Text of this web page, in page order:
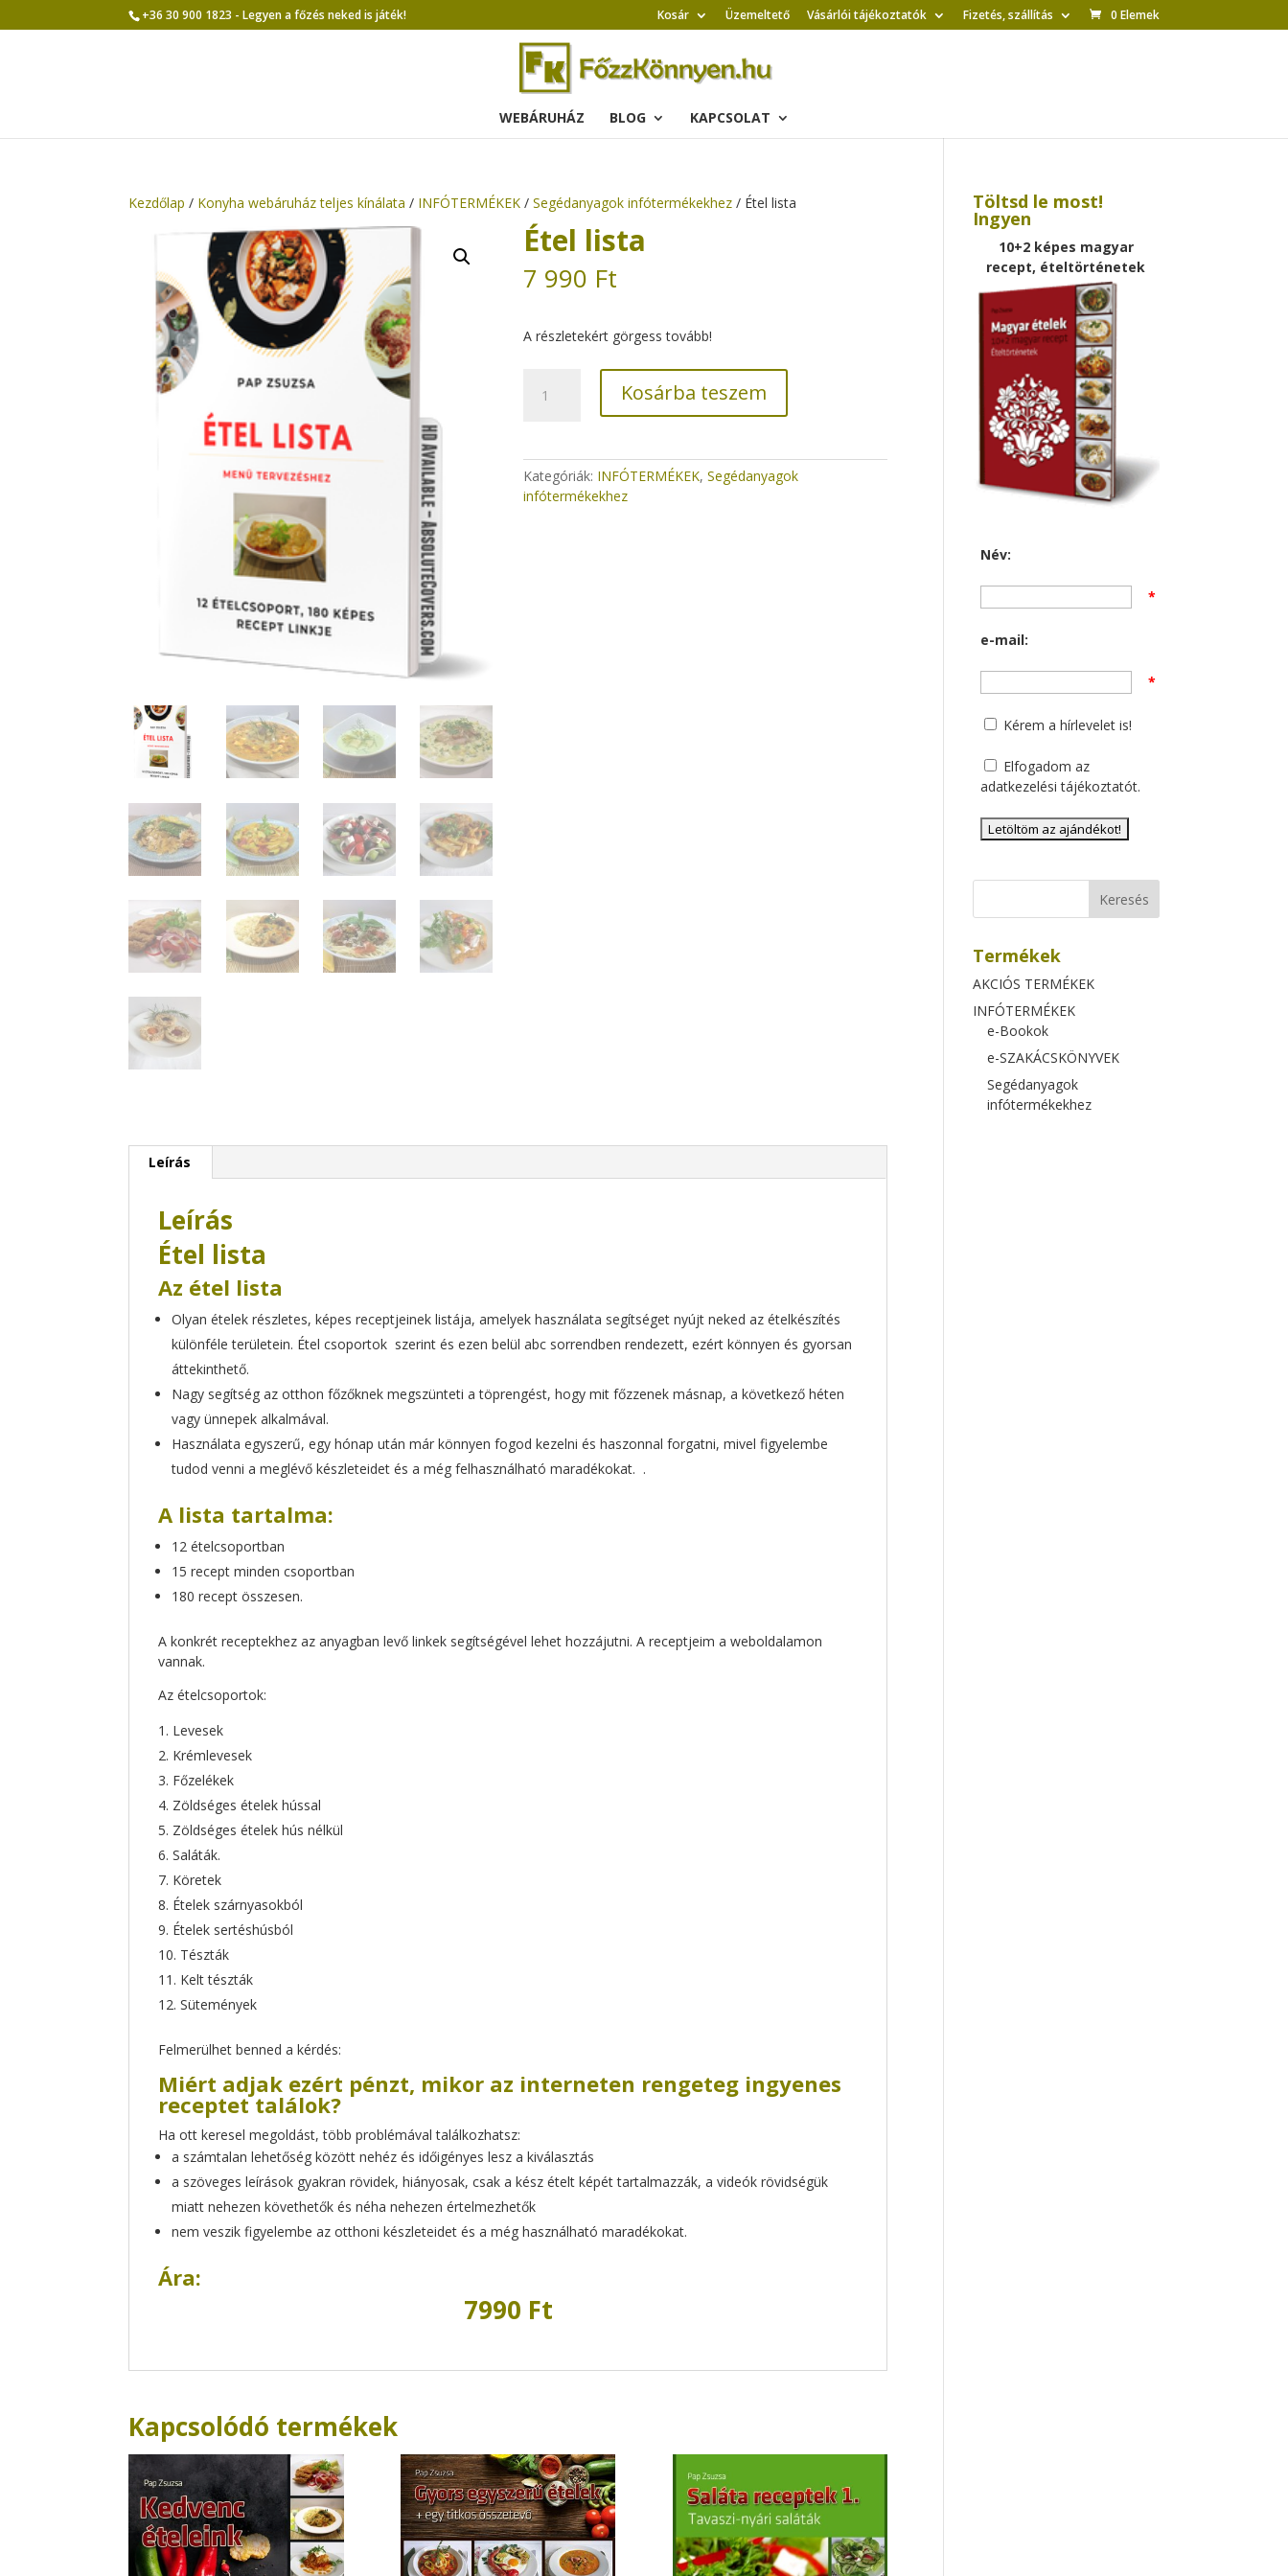
+36 30 900 1823 - Legyen a főzés neked is játék! Kosár Üzemeltető Vásárlói tájékoztatók Fizetés, szállítás 0 Elemek
WEBÁRUHÁZ BLOG KAPCSOLAT
Kezdőlap / Konyha webáruház teljes kínálata / INFÓTERMÉKEK /Segédanyagok infótermékekhez / Étel lista
Étel lista
7 990 Ft
A részletekért görgess tovább!
lista
Kosárba teszem
Kategóriák: INFÓTERMÉKEK,Segédanyagok
infótermékekhez
Leírás
Leírás
Étel lista
Az étel lista
Olyan ételek részletes, képes receptjeinek listája, amelyek használata segítséget nyújt neked az ételkészítés
különféle területein. Étel csoportok szerint és ezen belül abc sorrendben rendezett, ezért könnyen és gyorsan
áttekinthető.
Nagy segítség az otthon főzőknek megszünteti a töprengést, hogy mit főzzenek másnap, a következő héten
vagy ünnepek alkalmával.
Használata egyszerű, egy hónap után már könnyen fogod kezelni és haszonnal forgatni, mivel figyelembe
tudod venni a meglévő készleteidet és a még felhasználható maradékokat. .
A lista tartalma:
12 ételcsoportban
15 recept minden csoportban
180 recept összesen.
A konkrét receptekhez az anyagban levő linkek segítségével lehet hozzájutni. A receptjeim a weboldalamon
vannak.
Az ételcsoportok:
Levesek
Krémlevesek
Főzelékek
Zöldséges ételek hússal
Zöldséges ételek hús nélkül
Saláták.
Köretek
Ételek szárnyasokból
Ételek sertéshúsból
Tészták
Kelt tészták
Sütemények
Felmerülhet benned a kérdés:
Miért adjak ezért pénzt, mikor az interneten rengeteg ingyenes
receptet találok?
Ha ott keresel megoldást, több problémával találkozhatsz:
a számtalan lehetőség között nehéz és időigényes lesz a kiválasztás
a szöveges leírások gyakran rövidek, hiányosak, csak a kész ételt képét tartalmazzák, a videók rövidségük
miatt nehezen követhetők és néha nehezen értelmezhetők
nem veszik figyelembe az otthoni készleteidet és a még használható maradékokat.
Ára:
7990 Ft
Kapcsolódó termékek
Töltsd le most!
Ingyen
10+2 képes magyar
recept, ételtörténetek
Név:
*
e-mail:
*
Kérem a hírlevelet is!
Elfogadom az
adatkezelési tájékoztatót.
Termékek
AKCIÓS TERMÉKEK
INFÓTERMÉKEK
e-Bookok
e-SZAKÁCSKÖNYVEK
Segédanyagok
infótermékekhez